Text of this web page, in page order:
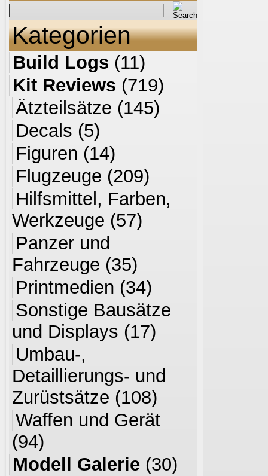
Kategorien
Build Logs (11)
Kit Reviews (719)
Ätzteilsätze (145)
Decals (5)
Figuren (14)
Flugzeuge (209)
Hilfsmittel, Farben,
Werkzeuge (57)
Panzer und
Fahrzeuge (35)
Printmedien (34)
Sonstige Bausätze
und Displays (17)
Umbau-,
Detaillierungs- und
Zurüstsätze (108)
Waffen und Gerät
(94)
Modell Galerie (30)